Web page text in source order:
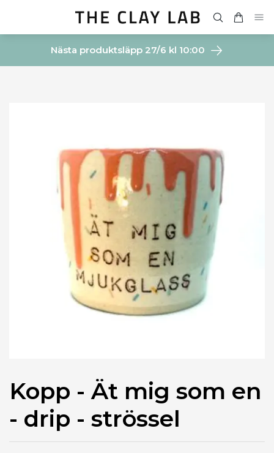
Nästa produktsläpp 27/6 kl 10:00
Kopp - Ät mig som en
- drip - strössel